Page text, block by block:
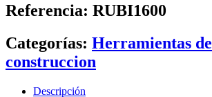
cantidad
Referencia: RUBI1600
Categorías: Herramientas de
construccion
Descripción